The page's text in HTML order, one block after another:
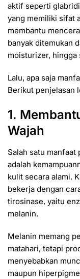
aktif seperti
yang memiliki sifat
membantu
banyak ditemukan
moisturizer, hingga
Lalu, apa saja
Berikut penjelasan
1.
Wajah
Salah satu
adalah
kulit secara alami.
bekerja dengan
tirosinase, yaitu
melanin.
Melanin memang
matahari, tetapi
menyebabkan
maupun